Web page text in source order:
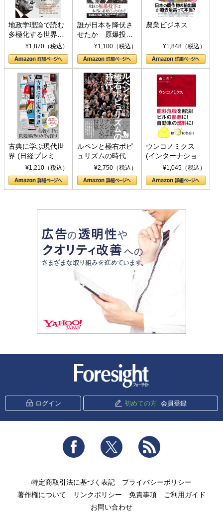
地政学理論で読む
多極化する世界：
トランプとBRICS
の挑戦
¥1,870（税込）
誰が日本を降伏さ
せたか 原爆投
下、ソ連参戦、そ
して聖断 (PHP新
書)
¥1,100（税込）
農業ビジネス
¥1,848（税込）
古典に学ぶ現代世
界 (日経プレミア
シリーズ)¥1,210（税込）
ルペンと極右ポピ
ュリズムの時代：
〈ヤヌス〉の二つ
の顔
¥2,750（税込）
ウンコノミクス
(インターナショナ
ル新書)¥1,045（税込）
ログイン 初めての方 会員登録
Facebook Twitter
特定商取引法に基づく表記
プライバシーポリシー
著作権について
リンクポリシー 免責事項
ご利用ガイド
お問い合わせ